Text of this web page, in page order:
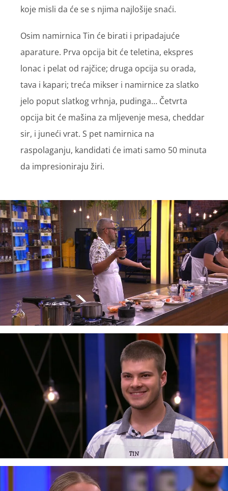
koje misli da će se s njima najlošije snaći.
Osim namirnica Tin će birati i pripadajuće
aparature. Prva opcija bit će teletina, ekspres
lonac i pelat od rajčice; druga opcija su orada,
tava i kapari; treća mikser i namirnice za slatko
jelo poput slatkog vrhnja, pudinga… Četvrta
opcija bit će mašina za mljevenje mesa, cheddar
sir, i juneći vrat. S pet namirnica na
raspolaganju, kandidati će imati samo 50 minuta
da impresioniraju žiri.